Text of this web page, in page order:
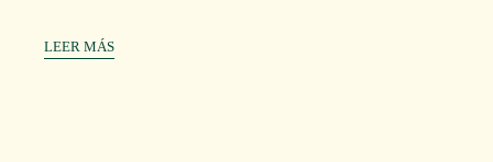
LEER MÁS